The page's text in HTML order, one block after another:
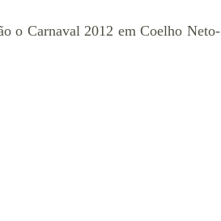
o Carnaval 2012 em Coelho Neto-